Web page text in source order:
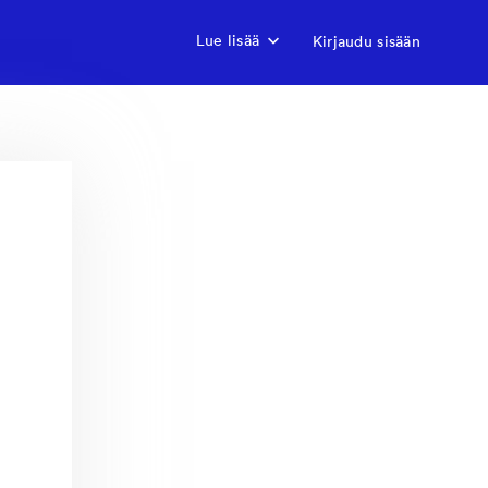
Lue lisää Kirjaudu sisään